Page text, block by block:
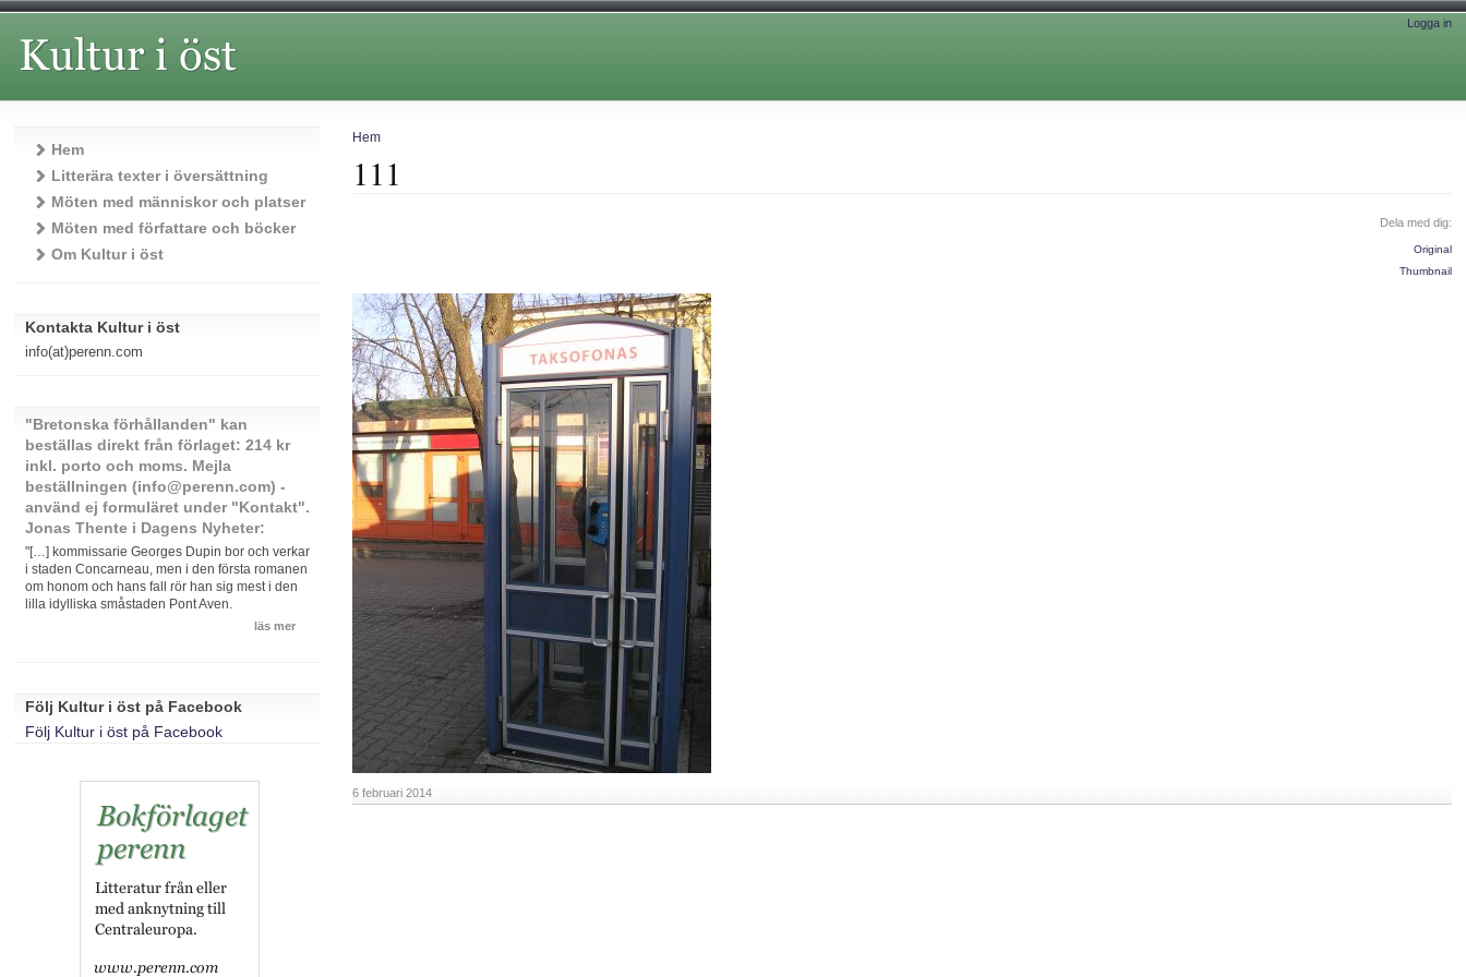
Logga in
Hem
111
Dela med dig:
Original
Thumbnail
6 februari 2014
Hem
Litterära texter i översättning
Möten med människor och platser
Möten med författare och böcker
Om Kultur i öst
Kontakta Kultur i öst
info(at)perenn.com
"Bretonska förhållanden" kan
beställas direkt från förlaget: 214 kr
inkl. porto och moms. Mejla
beställningen (info@perenn.com) -
använd ej formuläret under "Kontakt".
Jonas Thente i Dagens Nyheter:
"[…] kommissarie Georges Dupin bor och verkar
i staden Concarneau, men i den första romanen
om honom och hans fall rör han sig mest i den
lilla idylliska småstaden Pont Aven.
läs mer
Följ Kultur i öst på Facebook
Följ Kultur i öst på Facebook